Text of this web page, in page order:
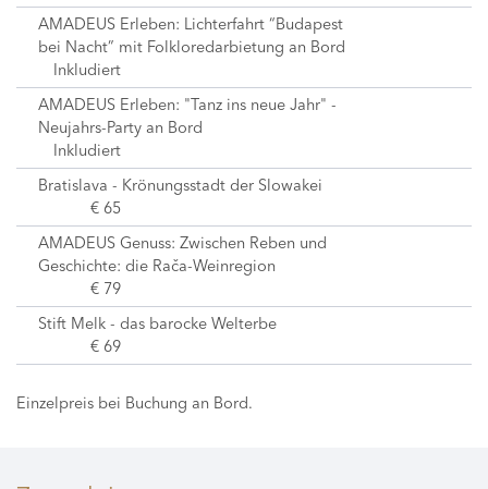
AMADEUS Erleben: Lichterfahrt “Budapest
bei Nacht” mit Folkloredarbietung an Bord
Inkludiert
AMADEUS Erleben: "Tanz ins neue Jahr" -
Neujahrs-Party an Bord
Inkludiert
Bratislava - Krönungsstadt der Slowakei
€ 65
AMADEUS Genuss: Zwischen Reben und
Geschichte: die Rača-Weinregion
€ 79
Stift Melk - das barocke Welterbe
€ 69
Einzelpreis bei Buchung an Bord.